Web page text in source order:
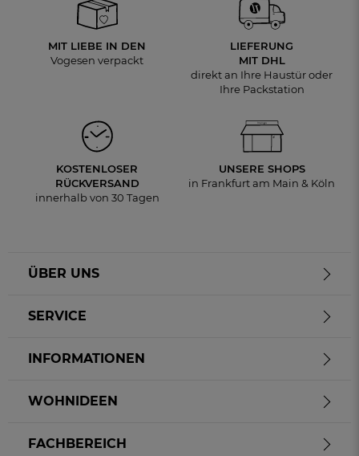
MIT LIEBE IN DEN
Vogesen verpackt
LIEFERUNG
MIT DHL
direkt an Ihre Haustür oder
Ihre Packstation
KOSTENLOSER
RÜCKVERSAND
innerhalb von 30 Tagen
UNSERE SHOPS
in Frankfurt am Main & Köln
ÜBER UNS
SERVICE
INFORMATIONEN
WOHNIDEEN
FACHBEREICH